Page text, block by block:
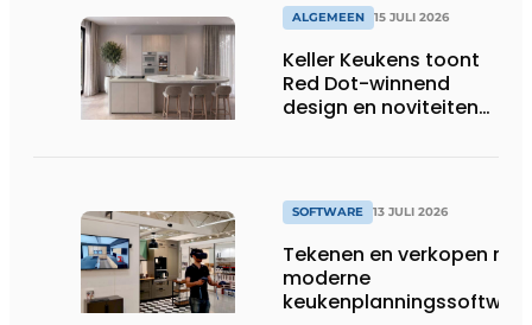
huishoudens, wat
wassen van 22.023.110
voetbalshirts
ALGEMEEN 15 JULI 2026
Keller Keukens toont
Red Dot-winnend
design en noviteiten
SOFTWARE 13 JULI 2026
Tekenen en verkopen met
moderne
keukenplanningssoftware